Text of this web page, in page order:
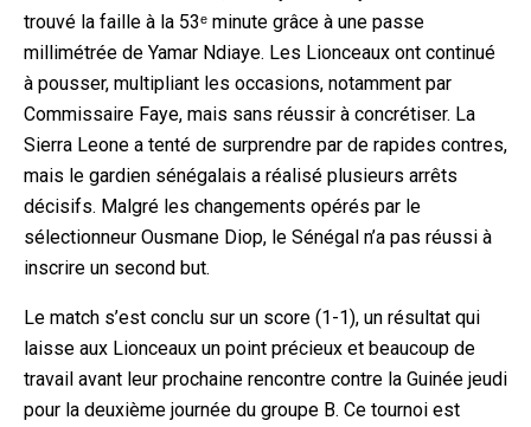
trouvé la faille à la 53ᵉ minute grâce à une passe
millimétrée de Yamar Ndiaye. Les Lionceaux ont continué
à pousser, multipliant les occasions, notamment par
Commissaire Faye, mais sans réussir à concrétiser. La
Sierra Leone a tenté de surprendre par de rapides contres,
mais le gardien sénégalais a réalisé plusieurs arrêts
décisifs. Malgré les changements opérés par le
sélectionneur Ousmane Diop, le Sénégal n’a pas réussi à
inscrire un second but.
Le match s’est conclu sur un score (1-1), un résultat qui
laisse aux Lionceaux un point précieux et beaucoup de
travail avant leur prochaine rencontre contre la Guinée jeudi
pour la deuxième journée du groupe B. Ce tournoi est